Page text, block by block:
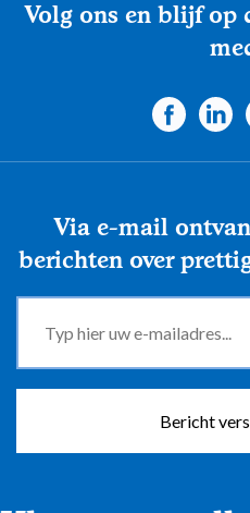
Volg ons en blijf op
Via e-mail
berichten over
Bericht